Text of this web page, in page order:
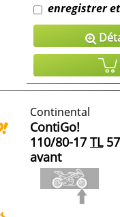
enregistrer
Continental
ContiGo!
110/80-17 TL
avant